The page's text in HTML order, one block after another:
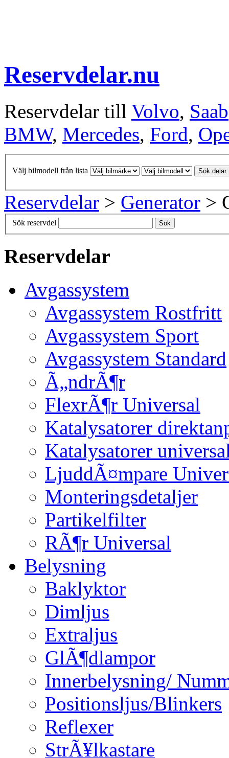
Reservdelar.nu
Reservdelar till Volvo, Saab
BMW, Mercedes, Ford,
Välj bilmodell från lista Sök delar
Reservdelar > Generator >
Sök reservdel Sök
Reservdelar
Avgassystem
Avgassystem Rostfritt
Avgassystem Sport
Avgassystem Standard
Ã„ndrÃ¶r
FlexrÃ¶r Universal
Katalysatorer
Katalysatorer
LjuddÃ¤mpare
Monteringsdetaljer
Partikelfilter
RÃ¶r Universal
Belysning
Baklyktor
Dimljus
Extraljus
GlÃ¶dlampor
Innerbelysning/
Positionsljus/Blinkers
Reflexer
StrÃ¥lkastare